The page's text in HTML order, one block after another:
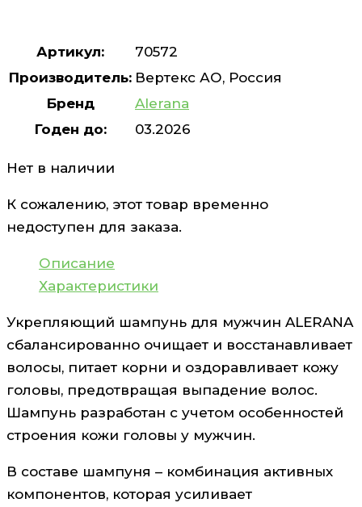
Артикул:
70572
Производитель: Вертекс АО, Россия
Бренд
Alerana
Годен до:
03.2026
Нет в наличии
К сожалению, этот товар временно
недоступен для заказа.
Описание
Характеристики
Укрепляющий шампунь для мужчин ALERANA
сбалансированно очищает и восстанавливает
волосы, питает корни и оздоравливает кожу
головы, предотвращая выпадение волос.
Шампунь разработан с учетом особенностей
строения кожи головы у мужчин.
В составе шампуня – комбинация активных
компонентов, которая усиливает